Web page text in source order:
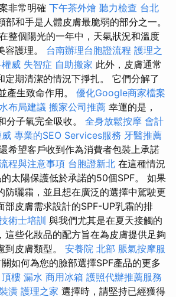
非常明確 下午茶外燴 聽力檢查 台北
部和手是人體皮膚最脆弱的部分之一。
整個陽光的一年中，天氣狀況和溫度
容護理。 台南辦理台胞證流程 護理之
威 失智症 自助搬家 此外，皮膚通常
定期清潔的情況下掙扎。 它們分解了
產生致命作用。 優化Google商家檔案
布局建議 搬家公司推薦 幸運的是，
分子氧完全吸收。 全身放鬆按摩 會計
專業的SEO Services服務 牙醫推薦
希望客戶收到作為消費者包裝上承諾
程與注意事項 台胞證新北 在這種情況
太陽保護低於承諾的50個SPF。 如果
防曬霜，並且想在廣泛的選擇中駕駛更
部皮膚需求設計的SPF-UP乳霜的排
術士培訓 與我們尤其是在夏天接觸的
這些化妝品的配方旨在為皮膚提供足夠
到皮膚類型。 安養院 北部 脹氣按摩服
如何為您的臉部選擇SPF產品的更多
頂樓 漏水 商用冰箱 護照代辦推薦服務
潢 護理之家 選擇時，請堅持已經獲得